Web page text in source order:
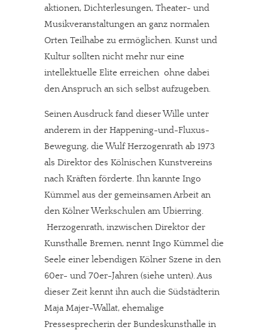
aktionen, Dichterlesungen, Theater- und
Musikveranstaltungen an ganz normalen
Orten Teilhabe zu ermöglichen. Kunst und
Kultur sollten nicht mehr nur eine
intellektuelle Elite erreichen  ohne dabei
den Anspruch an sich selbst aufzugeben.
Seinen Ausdruck fand dieser Wille unter
anderem in der Happening-und-Fluxus-
Bewegung, die Wulf Herzogenrath ab 1973
als Direktor des Kölnischen Kunstvereins
nach Kräften förderte. Ihn kannte Ingo
Kümmel aus der gemeinsamen Arbeit an
den Kölner Werkschulen am Ubierring.
Herzogenrath, inzwischen Direktor der
Kunsthalle Bremen, nennt Ingo Kümmel die
Seele einer lebendigen Kölner Szene in den
60er- und 70er-Jahren (siehe unten). Aus
dieser Zeit kennt ihn auch die Südstädterin
Maja Majer-Wallat, ehemalige
Pressesprecherin der Bundeskunsthalle in